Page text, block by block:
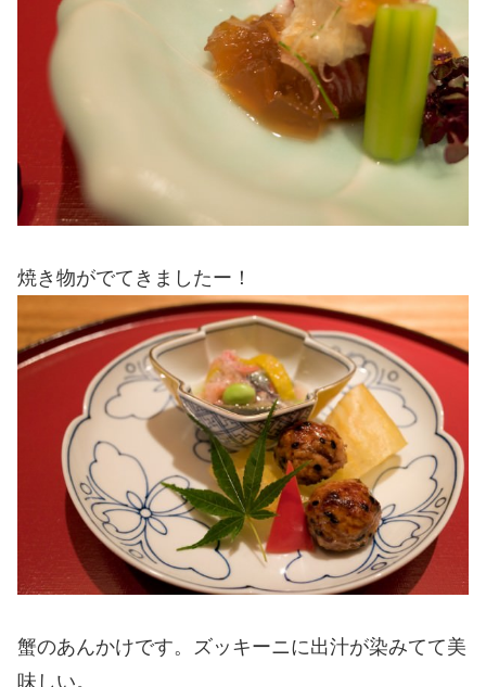
焼き物がでてきましたー！
蟹のあんかけです。ズッキーニに出汁が染みてて美
味しい。